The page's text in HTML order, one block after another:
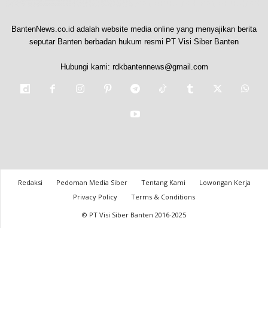
BantenNews.co.id adalah website media online yang menyajikan berita
seputar Banten berbadan hukum resmi PT Visi Siber Banten
Hubungi kami: rdkbantennews@gmail.com
Redaksi Pedoman Media Siber Tentang Kami
Lowongan Kerja
Privacy Policy
Terms & Conditions
© PT Visi Siber Banten 2016-2025